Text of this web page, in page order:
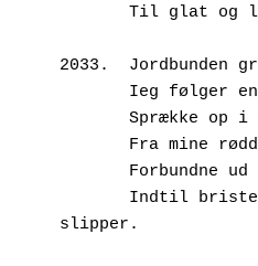
Til glat
2033.  Jordbunden
Ieg
Sprække
Fra mine
slipper.